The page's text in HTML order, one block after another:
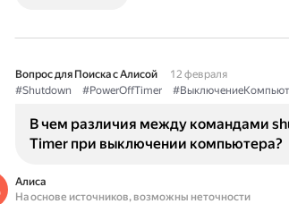
Вопрос для Поиска с Алисой
12 февраля
#Shutdown
#PowerOffTimer
В чем различия между командами
Timer при выключении компьютера?
Алиса
На основе источников, возможны неточности